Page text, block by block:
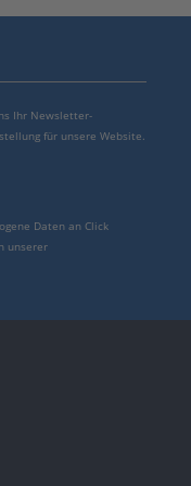
Ihr Newsletter-
für unsere Website.
Daten an Click
unserer